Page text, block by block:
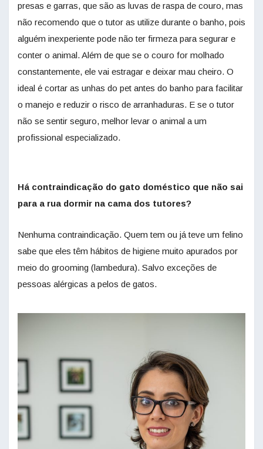
presas e garras, que são as luvas de raspa de couro, mas
não recomendo que o tutor as utilize durante o banho, pois
alguém inexperiente pode não ter firmeza para segurar e
conter o animal. Além de que se o couro for molhado
constantemente, ele vai estragar e deixar mau cheiro. O
ideal é cortar as unhas do pet antes do banho para facilitar
o manejo e reduzir o risco de arranhaduras. E se o tutor
não se sentir seguro, melhor levar o animal a um
profissional especializado.
Há contraindicação do gato doméstico que não sai
para a rua dormir na cama dos tutores?
Nenhuma contraindicação. Quem tem ou já teve um felino
sabe que eles têm hábitos de higiene muito apurados por
meio do grooming (lambedura). Salvo exceções de
pessoas alérgicas a pelos de gatos.